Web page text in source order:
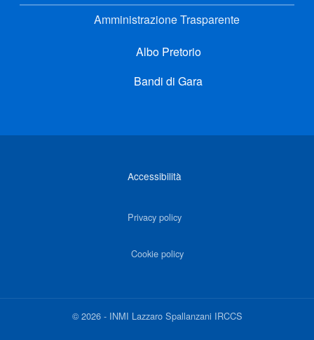
Amministrazione Trasparente
Albo Pretorio
Bandi di Gara
Accessibilità
Privacy policy
Cookie policy
©2026- INMI Lazzaro Spallanzani IRCCS